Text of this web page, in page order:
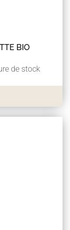
BIO
de stock